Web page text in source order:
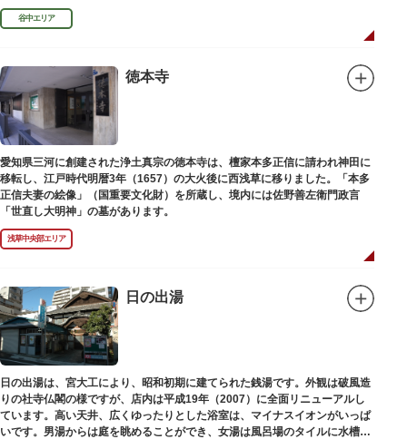
ような円墳が建てられました。
谷中エリア
徳本寺
愛知県三河に創建された浄土真宗の徳本寺は、檀家本多正信に請われ神田に
移転し、江戸時代明暦3年（1657）の大火後に西浅草に移りました。「本多
正信夫妻の絵像」（国重要文化財）を所蔵し、境内には佐野善左衛門政言
「世直し大明神」の墓があります。
浅草中央部エリア
日の出湯
日の出湯は、宮大工により、昭和初期に建てられた銭湯です。外観は破風造
りの社寺仏閣の様ですが、店内は平成19年（2007）に全面リニューアルし
ています。高い天井、広くゆったりとした浴室は、マイナスイオンがいっぱ
いです。男湯からは庭を眺めることができ、女湯は風呂場のタイルに水槽が